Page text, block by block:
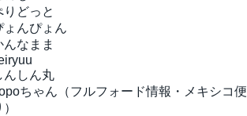
りどっと
ょんぴょん
んなまま
んしん丸
ちゃん（フルフォード情報・メキシコ便